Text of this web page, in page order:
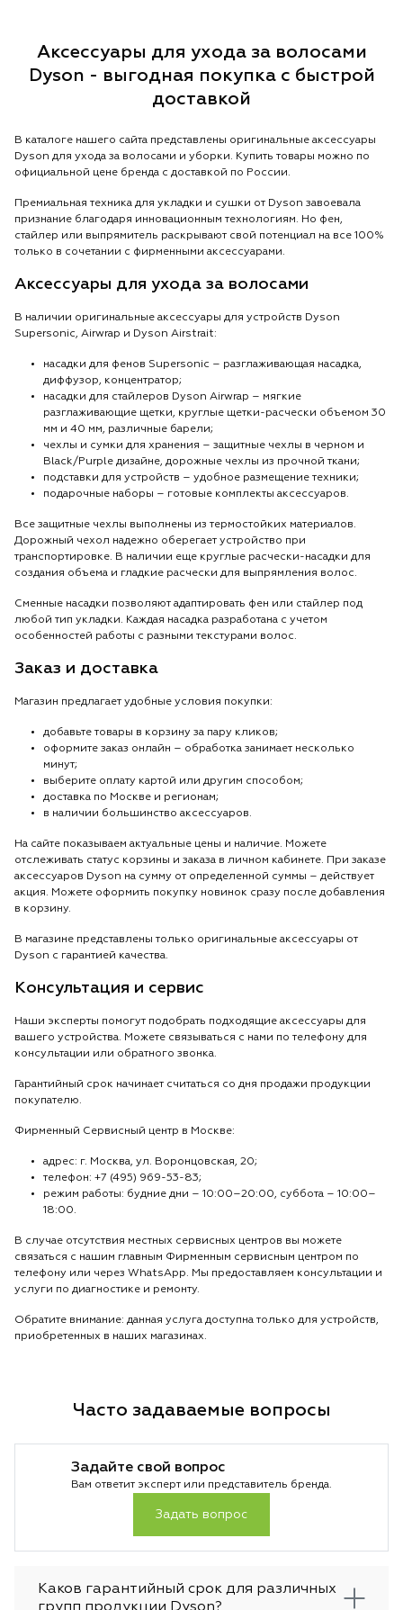
Аксессуары для ухода за волосами
Dyson - выгодная покупка с быстрой
доставкой
В каталоге нашего сайта представлены оригинальные аксессуары
Dyson для ухода за волосами и уборки. Купить товары можно по
официальной цене бренда с доставкой по России.
Премиальная техника для укладки и сушки от Dyson завоевала
признание благодаря инновационным технологиям. Но фен,
стайлер или выпрямитель раскрывают свой потенциал на все 100%
только в сочетании с фирменными аксессуарами.
Аксессуары для ухода за волосами
В наличии оригинальные аксессуары для устройств Dyson
Supersonic, Airwrap и Dyson Airstrait:
насадки для фенов Supersonic – разглаживающая насадка,
диффузор, концентратор;
насадки для стайлеров Dyson Airwrap – мягкие
разглаживающие щетки, круглые щетки-расчески объемом 30
мм и 40 мм, различные барели;
чехлы и сумки для хранения – защитные чехлы в черном и
Black/Purple дизайне, дорожные чехлы из прочной ткани;
подставки для устройств – удобное размещение техники;
подарочные наборы – готовые комплекты аксессуаров.
Все защитные чехлы выполнены из термостойких материалов.
Дорожный чехол надежно оберегает устройство при
транспортировке. В наличии еще круглые расчески-насадки для
создания объема и гладкие расчески для выпрямления волос.
Сменные насадки позволяют адаптировать фен или стайлер под
любой тип укладки. Каждая насадка разработана с учетом
особенностей работы с разными текстурами волос.
Заказ и доставка
Магазин предлагает удобные условия покупки:
добавьте товары в корзину за пару кликов;
оформите заказ онлайн – обработка занимает несколько
минут;
выберите оплату картой или другим способом;
доставка по Москве и регионам;
в наличии большинство аксессуаров.
На сайте показываем актуальные цены и наличие. Можете
отслеживать статус корзины и заказа в личном кабинете. При заказе
аксессуаров Dyson на сумму от определенной суммы – действует
акция. Можете оформить покупку новинок сразу после добавления
в корзину.
В магазине представлены только оригинальные аксессуары от
Dyson с гарантией качества.
Консультация и сервис
Наши эксперты помогут подобрать подходящие аксессуары для
вашего устройства. Можете связываться с нами по телефону для
консультации или обратного звонка.
Гарантийный срок начинает считаться со дня продажи продукции
покупателю.
Фирменный Сервисный центр в Москве:
адрес: г. Москва, ул. Воронцовская, 20;
телефон: +7 (495) 969-53-83;
режим работы: будние дни – 10:00–20:00, суббота – 10:00–
18:00.
В случае отсутствия местных сервисных центров вы можете
связаться с нашим главным Фирменным сервисным центром по
телефону или через WhatsApp. Мы предоставляем консультации и
услуги по диагностике и ремонту.
Обратите внимание: данная услуга доступна только для устройств,
приобретенных в наших магазинах.
Часто задаваемые вопросы
Задайте свой вопрос
Вам ответит эксперт или представитель бренда.
Задать вопрос
Каков гарантийный срок для различных